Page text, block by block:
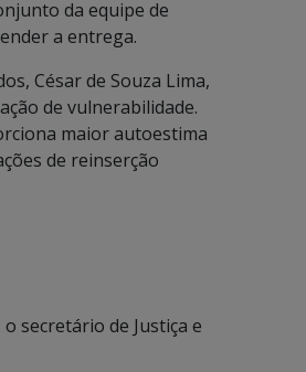
da equipe de
a entrega.
César de Souza Lima,
de vulnerabilidade.
maior autoestima
de reinserção
secretário de Justiça e